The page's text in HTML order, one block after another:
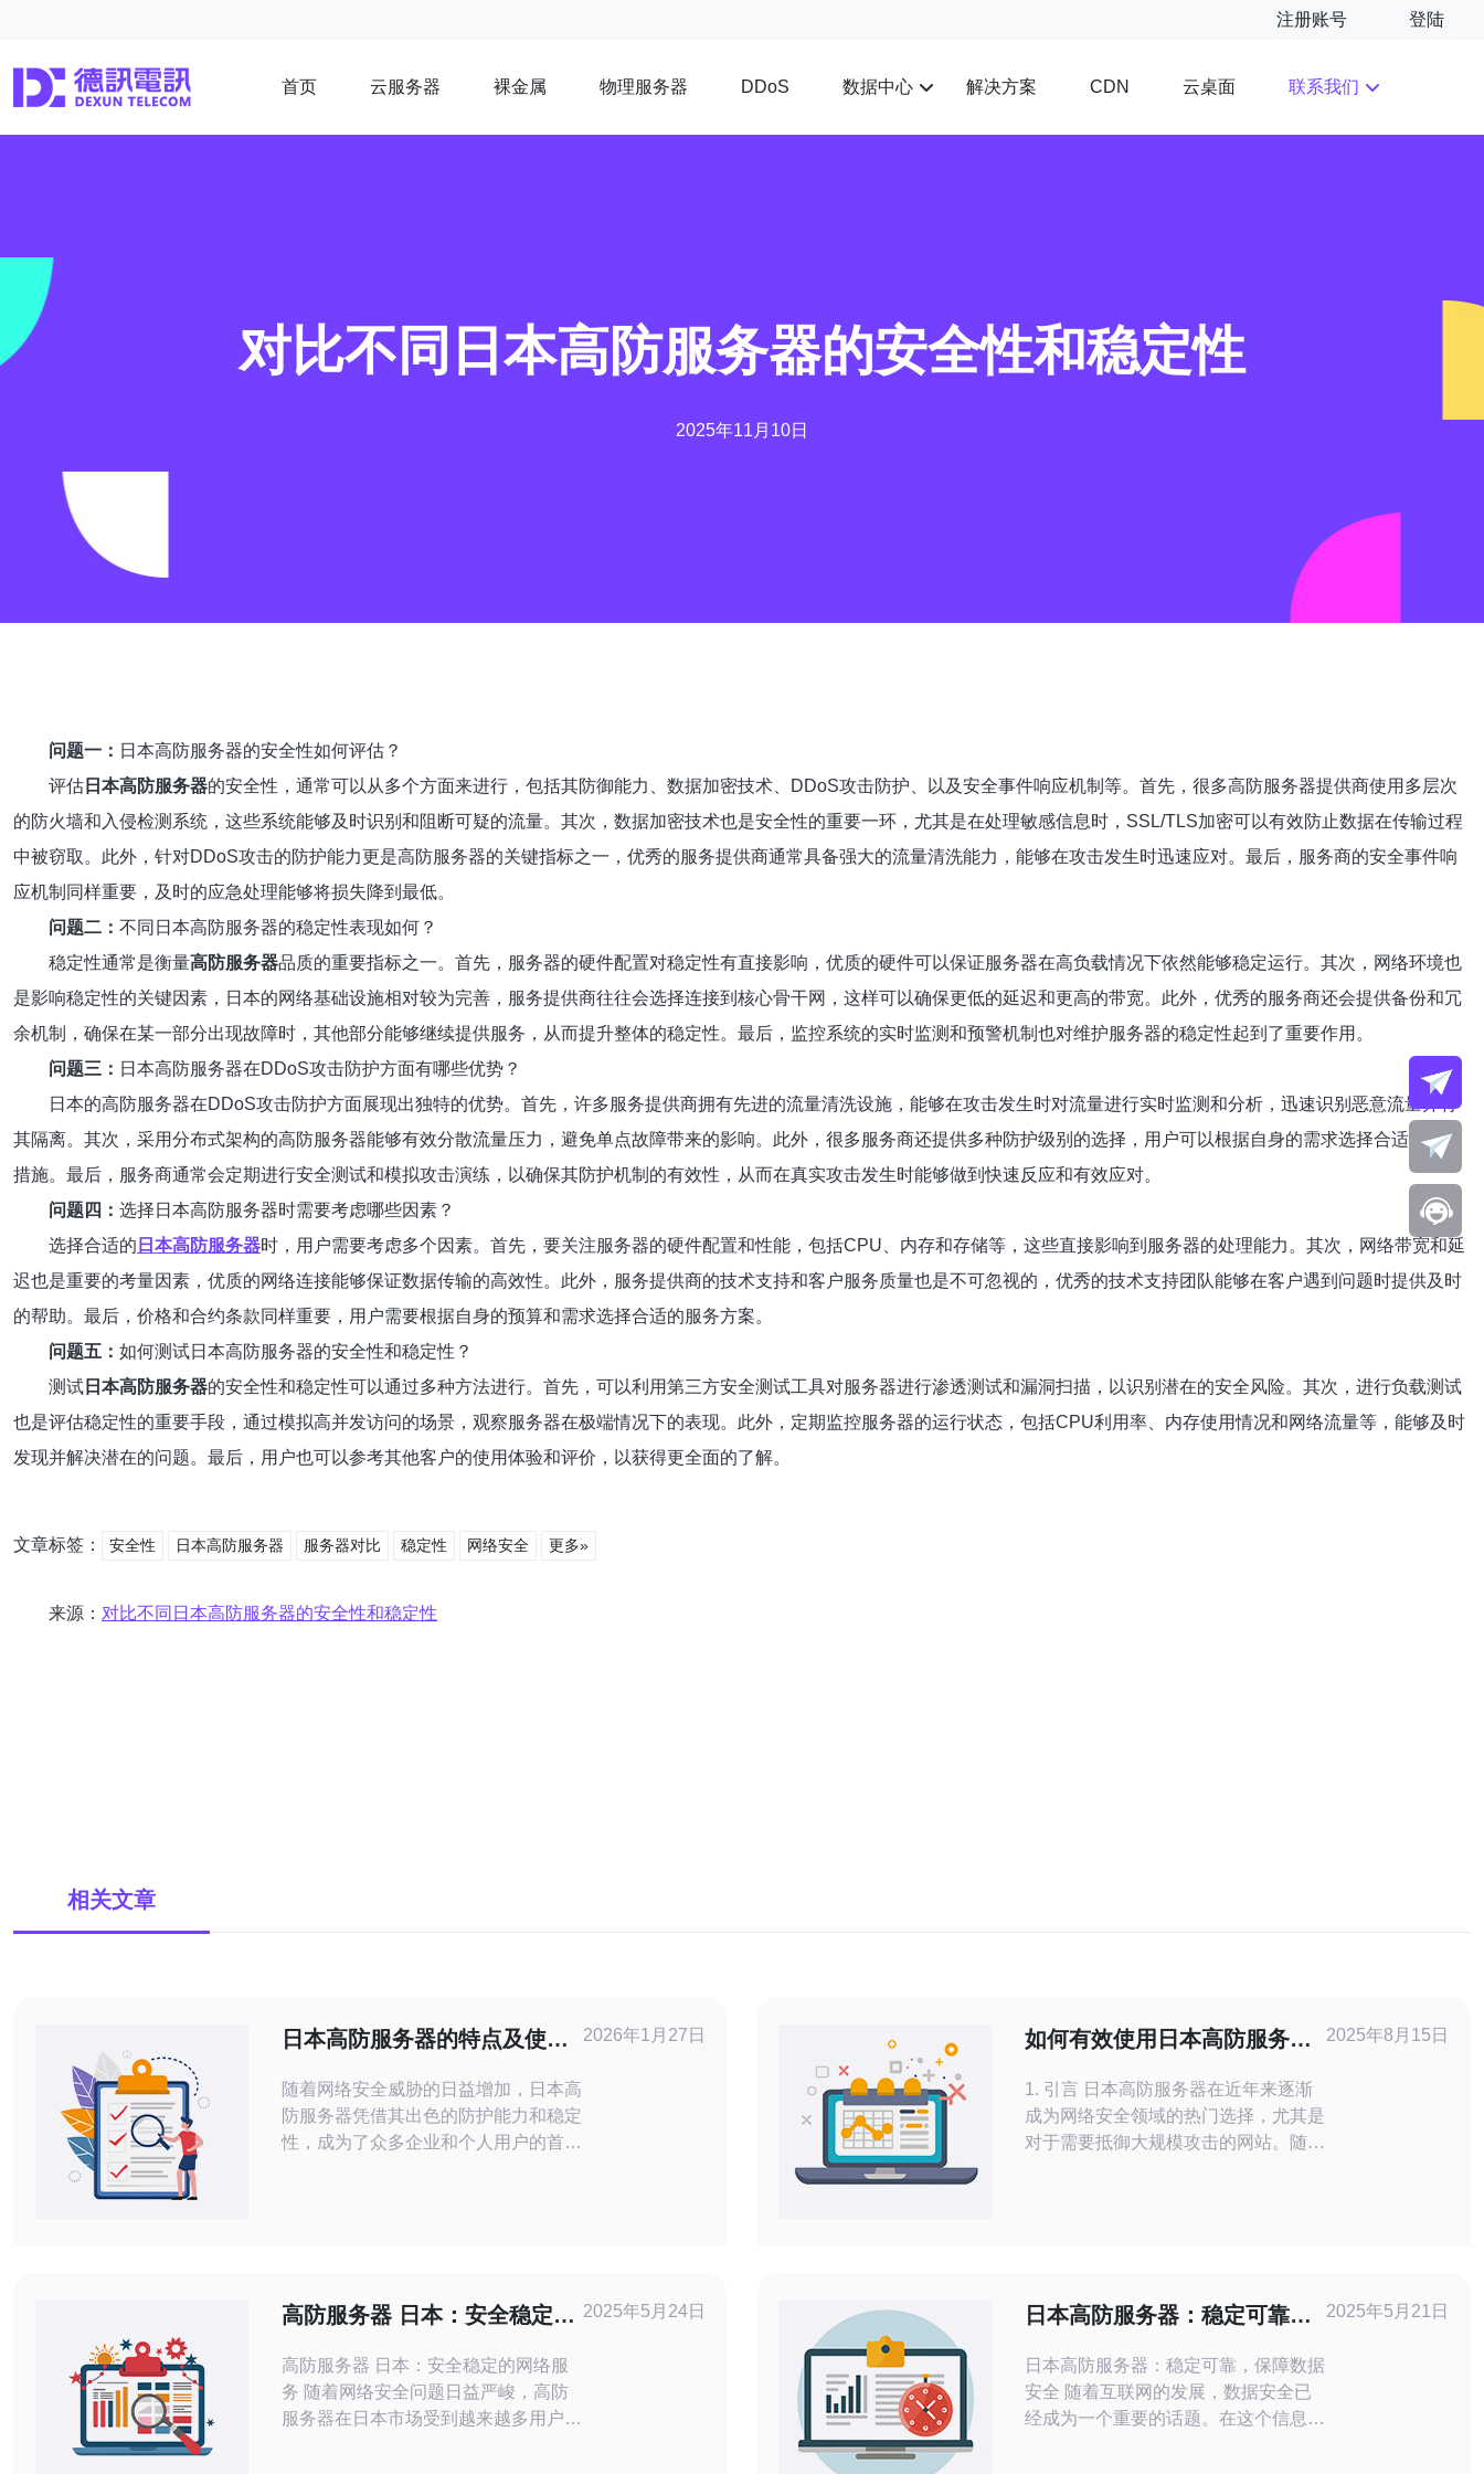
注册账号 登陆
首页 云服务器 裸金属 物理服务器 DDoS 数据中心 解决方案 CDN 云桌面 联系我们
对比不同日本高防服务器的安全性和稳定性
2025年11月10日
问题一： 日本高防服务器的安全性如何评估？
评估 日本高防服务器的安全性，通常可以从多个方面来进行，包括其防御能力、数据加密技术、DDoS攻击防护、以及安全事件响应机制等。首先，很多高防服务器提供商使用多层次
的防火墙和入侵检测系统，这些系统能够及时识别和阻断可疑的流量。其次，数据加密技术也是安全性的重要一环，尤其是在处理敏感信息时，SSL/TLS加密可以有效防止数据在传输过程
中被窃取。此外，针对DDoS攻击的防护能力更是高防服务器的关键指标之一，优秀的服务提供商通常具备强大的流量清洗能力，能够在攻击发生时迅速应对。最后，服务商的安全事件响
应机制同样重要，及时的应急处理能够将损失降到最低。
问题二： 不同日本高防服务器的稳定性表现如何？
稳定性通常是衡量高防服务器品质的重要指标之一。首先，服务器的硬件配置对稳定性有直接影响，优质的硬件可以保证服务器在高负载情况下依然能够稳定运行。其次，网络环境也
是影响稳定性的关键因素，日本的网络基础设施相对较为完善，服务提供商往往会选择连接到核心骨干网，这样可以确保更低的延迟和更高的带宽。此外，优秀的服务商还会提供备份和冗
余机制，确保在某一部分出现故障时，其他部分能够继续提供服务，从而提升整体的稳定性。最后，监控系统的实时监测和预警机制也对维护服务器的稳定性起到了重要作用。
问题三： 日本高防服务器在DDoS攻击防护方面有哪些优势？
日本的高防服务器在DDoS攻击防护方面展现出独特的优势。首先，许多服务提供商拥有先进的流量清洗设施，能够在攻击发生时对流量进行实时监测和分析，迅速识别恶意流量并将
其隔离。其次，采用分布式架构的高防服务器能够有效分散流量压力，避免单点故障带来的影响。此外，很多服务商还提供多种防护级别的选择，用户可以根据自身的需求选择合适的防护
措施。最后，服务商通常会定期进行安全测试和模拟攻击演练，以确保其防护机制的有效性，从而在真实攻击发生时能够做到快速反应和有效应对。
问题四： 选择日本高防服务器时需要考虑哪些因素？
选择合适的 日本高防服务器时，用户需要考虑多个因素。首先，要关注服务器的硬件配置和性能，包括CPU、内存和存储等，这些直接影响到服务器的处理能力。其次，网络带宽和延
迟也是重要的考量因素，优质的网络连接能够保证数据传输的高效性。此外，服务提供商的技术支持和客户服务质量也是不可忽视的，优秀的技术支持团队能够在客户遇到问题时提供及时
的帮助。最后，价格和合约条款同样重要，用户需要根据自身的预算和需求选择合适的服务方案。
问题五： 如何测试日本高防服务器的安全性和稳定性？
测试 日本高防服务器的安全性和稳定性可以通过多种方法进行。首先，可以利用第三方安全测试工具对服务器进行渗透测试和漏洞扫描，以识别潜在的安全风险。其次，进行负载测试
也是评估稳定性的重要手段，通过模拟高并发访问的场景，观察服务器在极端情况下的表现。此外，定期监控服务器的运行状态，包括CPU利用率、内存使用情况和网络流量等，能够及时
发现并解决潜在的问题。最后，用户也可以参考其他客户的使用体验和评价，以获得更全面的了解。
文章标签： 安全性 日本高防服务器 服务器对比 稳定性 网络安全 更多»
来源： 对比不同日本高防服务器的安全性和稳定性
相关文章
日本高防服务器的特点及使用
随着网络安全威胁的日益增加，日本高
防服务器凭借其出色的防护能力和稳定
性，成为了众多企业和个人用户的首
防护能力。这些服务器通常配备了先进
的防火墙和流量清洗技术，可以有效抵
御大
2026年1月27日
如何有效使用日本高防服务器
1. 引言 日本高防服务器在近年来逐渐
成为网络安全领域的热门选择，尤其是
对于需要抵御大规模攻击的网站。随着
高防服务器的优势 日本高防
2025年8月15日
高防服务器 日本：安全稳定的
高防服务器 日本：安全稳定的网络服
务 随着网络安全问题日益严峻，高防
服务器在日本市场受到越来越多用户的
2025年5月24日
日本高防服务器：稳定可靠，
日本高防服务器：稳定可靠，保障数据
安全 随着互联网的发展，数据安全已
经成为一个重要的话题。在这个信息爆
2025年5月21日